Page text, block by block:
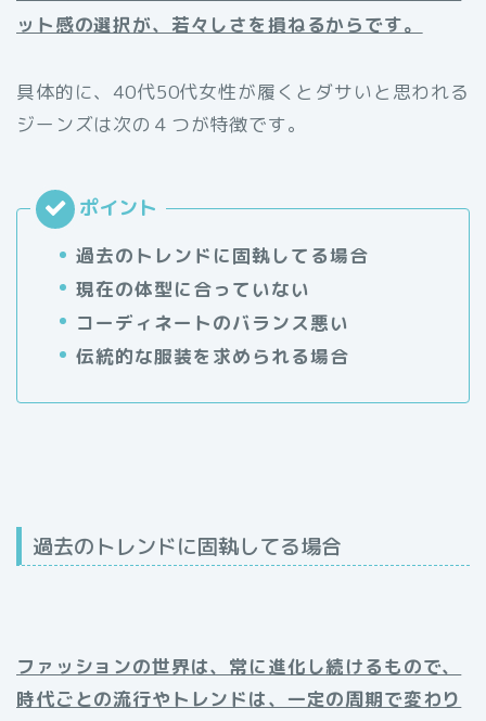
ット感の選択が、若々しさを損ねるからです。
具体的に、40代50代女性が履くとダサいと思われる
ジーンズは次の４つが特徴です。
過去のトレンドに固執してる場合
現在の体型に合っていない
コーディネートのバランス悪い
伝統的な服装を求められる場合
過去のトレンドに固執してる場合
ファッションの世界は、常に進化し続けるもので、
時代ごとの流行やトレンドは、一定の周期で変わり